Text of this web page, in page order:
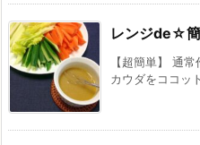
レンジde☆
【超簡単】 通
カウダをココッ